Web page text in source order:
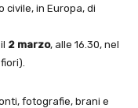
civile, in Europa, di
2 marzo, alle 16.30, nel
fotografie, brani e